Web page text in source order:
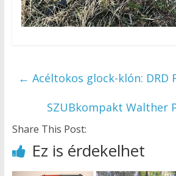
← Acéltokos glock-klón: DRD
SZUBkompakt Walther
Share This Post:
Ez is érdekelhet